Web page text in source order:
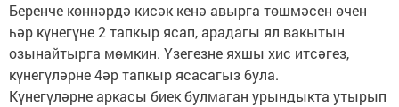
Беренче көннәрдә кисәк кенә авырга төшмәсен өчен
һәр күнегүне 2 тапкыр ясап, арадагы ял вакытын
озынайтырга мөмкин. Үзегезне яхшы хис итсәгез,
күнегүләрне 4әр тапкыр ясасагыз була.
Күнегүләрне аркасы биек булмаган урындыкта утырып